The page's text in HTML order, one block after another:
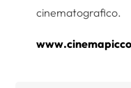
cinematografico.